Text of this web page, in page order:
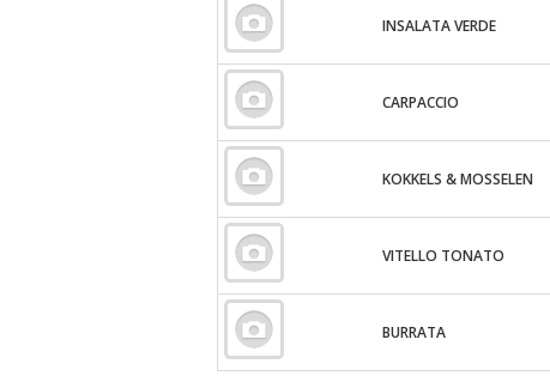
INSALATA VERDE
CARPACCIO
KOKKELS & MOSSELEN
VITELLO TONATO
BURRATA